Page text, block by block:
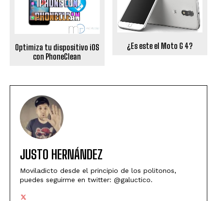
Optimiza tu dispositivo iOS
con PhoneClean
¿Es este el Moto G 4?
JUSTO HERNÁNDEZ
Moviladicto desde el principio de los politonos,
puedes seguirme en twitter: @galuctico.